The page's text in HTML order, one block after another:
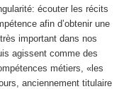
écouter les récits
afin d’obtenir une
important dans nos
agissent comme des
métiers, «les
anciennement titulaire